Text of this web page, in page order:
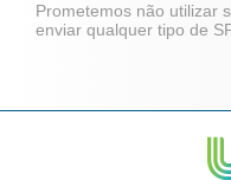
Prometemos não utilizar
enviar qualquer tipo de